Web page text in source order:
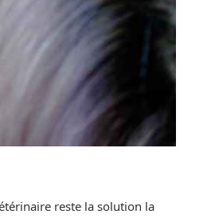
reste la solution la